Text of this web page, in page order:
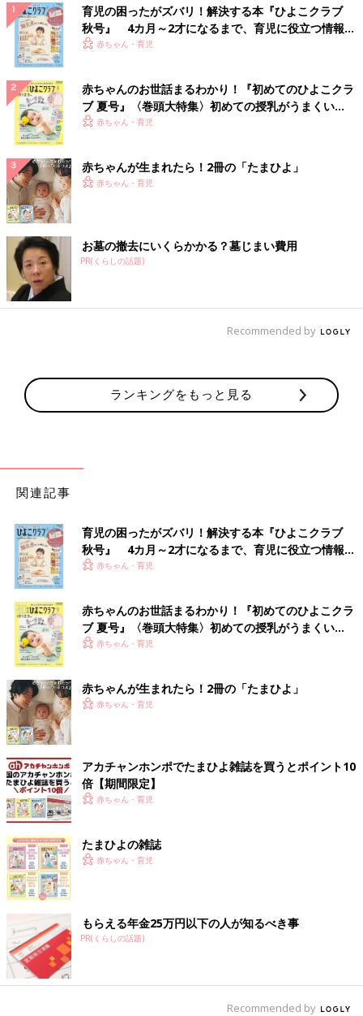
育児の困ったがズバリ！解決する本『ひよこクラブ
秋号』 4カ月～2才になるまで、育児に役立つ情報が
いっぱい！
赤ちゃん・育児
赤ちゃんのお世話まるわかり！『初めてのひよこクラ
ブ 夏号』〈巻頭大特集〉初めての授乳がうまくい
く！ おっぱい・ミルクの基本と夏のトラブル 解決テ
赤ちゃん・育児
赤ちゃんが生まれたら！2冊の「たまひよ」
赤ちゃん・育児
お墓の撤去にいくらかかる？墓じまい費用
PR(くらしの話題)
Recommended by
ランキングをもっと見る
関連記事
育児の困ったがズバリ！解決する本『ひよこクラブ
秋号』 4カ月～2才になるまで、育児に役立つ情報が
いっぱい！
赤ちゃん・育児
赤ちゃんのお世話まるわかり！『初めてのひよこクラ
ブ 夏号』〈巻頭大特集〉初めての授乳がうまくい
く！ おっぱい・ミルクの基本と夏のトラブル 解決テ
赤ちゃん・育児
赤ちゃんが生まれたら！2冊の「たまひよ」
赤ちゃん・育児
アカチャンホンポでたまひよ雑誌を買うとポイント10
倍【期間限定】
赤ちゃん・育児
たまひよの雑誌
赤ちゃん・育児
もらえる年金25万円以下の人が知るべき事
PR(くらしの話題)
Recommended by